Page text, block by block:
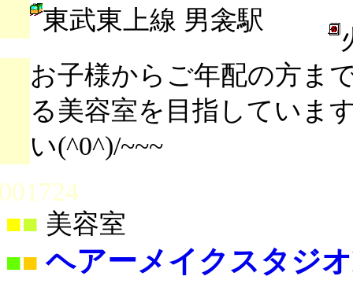
東武東上線 男衾駅
お子様からご年配の方ま
る美容室を目指していま
い(^0^)/~~~
■ 美容室
■■ ヘアーメイクスタジ